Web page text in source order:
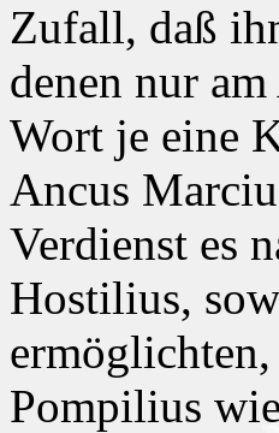
Zufall, daß
denen nur
Wort je eine
Ancus
Verdienst es
Hostilius,
Pompilius